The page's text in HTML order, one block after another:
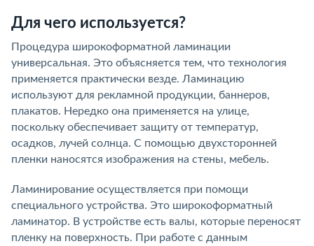
Для чего используется?
Процедура широкоформатной ламинации
универсальная. Это объясняется тем, что технология
применяется практически везде. Ламинацию
используют для рекламной продукции, баннеров,
плакатов. Нередко она применяется на улице,
поскольку обеспечивает защиту от температур,
осадков, лучей солнца. С помощью двухсторонней
пленки наносятся изображения на стены, мебель.
Ламинирование осуществляется при помощи
специального устройства. Это широкоформатный
ламинатор. В устройстве есть валы, которые переносят
пленку на поверхность. При работе с данным